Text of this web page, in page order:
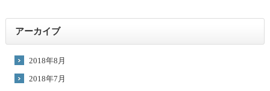
アーカイブ
2018年8月
2018年7月